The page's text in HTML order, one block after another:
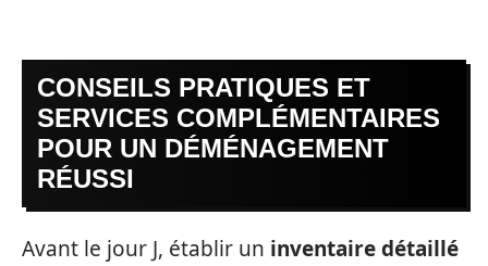
CONSEILS PRATIQUES ET
SERVICES COMPLÉMENTAIRES
POUR UN DÉMÉNAGEMENT
RÉUSSI
Avant le jour J, établir un inventaire détaillé